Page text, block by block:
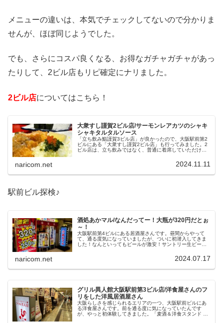
メニューの違いは、本気でチェックしてないので分かりま
せんが、ほぼ同じようでした。
でも、さらにコスパ良くなる、お得なガチャガチャがあっ
たりして、2ビル店もリピ確定にナリました。
2ビル店についてはこちら！
大衆すし謹賀2ビル店/サーモンレアカツのシャキ
シャキタルタルソース
「立ち飲み鮨謹賀3ビル店」が良かったので、大阪駅前第2
ビルにある「大衆すし謹賀2ビル店」も行ってみました。2
ビル店は、立ち飲みではなく、普通に着席していただける
たりして、こちらもかなり良かったです。もちろんリピ確
定！2ビル店と、3ビル店と使い分ける上級者の仲間入りだ
naricom.net 2024.11.11
駅前ビル探検♪
酒処あかマル/なんだってー！大瓶が320円だとぉ
～！
大阪駅前第4ビルにある居酒屋さんです。昼間からやって
て、通る度気になっていましたが、ついに初潜入してきま
した！なんといってもビールが激安！サントリー生ビール
naricom.net 2024.07.17
グリル異人館大阪駅前第3ビル店/洋食屋さんのフ
リをした洋風居酒屋さん
大阪らしさを感じられるエリアの一つ、大阪駅前ビルにあ
る洋食屋さんです。前を通る度に気になっていたんです
が、やっと初体験してきました。「麦酒＆洋食スタンド グ